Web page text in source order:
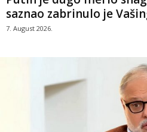
saznao zabrinulo je
7. August 2026.